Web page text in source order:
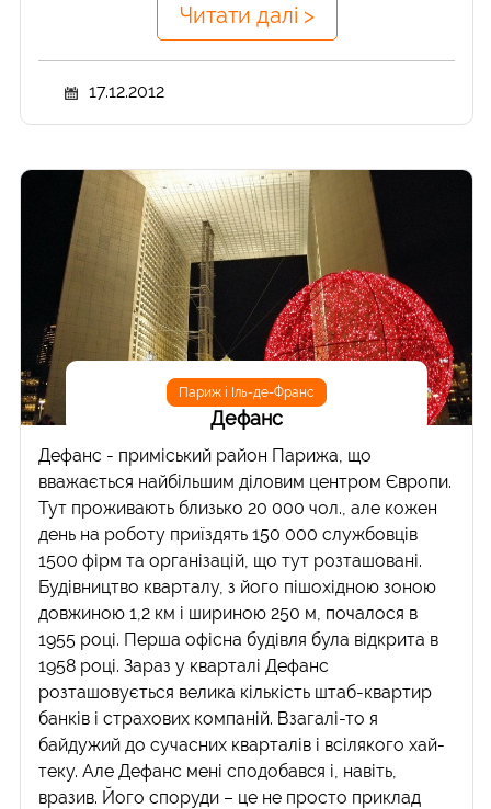
Читати далі >
17.12.2012
Париж і Іль-де-Франс
Дефанс
Дефанс - приміський район Парижа, що
вважається найбільшим діловим центром Європи.
Тут проживають близько 20 000 чол., але кожен
день на роботу приїздять 150 000 службовців
1500 фірм та організацій, що тут розташовані.
Будівництво кварталу, з його пішохідною зоною
довжиною 1,2 км і шириною 250 м, почалося в
1955 році. Перша офісна будівля була відкрита в
1958 році. Зараз у кварталі Дефанс
розташовується велика кількість штаб-квартир
банків і страхових компаній. Взагалі-то я
байдужий до сучасних кварталів і всілякого хай-
теку. Але Дефанс мені сподобався і, навіть,
вразив. Його споруди – це не просто приклад